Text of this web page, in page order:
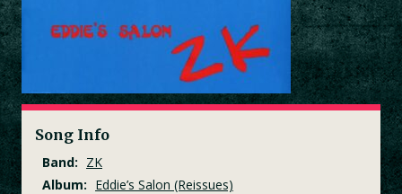
Song Info
Band: ZK
Album: Eddie’s Salon (Reissues)